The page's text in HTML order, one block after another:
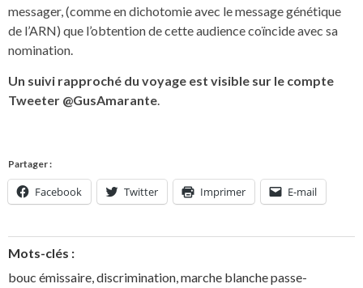
messager, (comme en dichotomie avec le message génétique
de l’ARN) que l’obtention de cette audience coïncide avec sa
nomination.
Un suivi rapproché du voyage est visible sur le compte
Tweeter @GusAmarante.
Partager :
Facebook Twitter Imprimer E-mail
Mots-clés :
bouc émissaire,discrimination,marche blanche passe-